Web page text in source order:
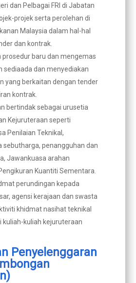
dan Pelbagai FRI di Jabatan
projek serta perolehan di
Malaysia dalam hal-hal
dan kontrak.
prosedur baru dan mengemas
sediaada dan menyediakan
yang berkaitan dengan tender
kontrak.
bertindak sebagai urusetia
Kejuruteraan seperti
Penilaian Teknikal,
sebutharga, penangguhan dan
Jawankuasa arahan
Kuantiti Sementara.
perundingan kepada
agensi kerajaan dan swasta
khidmat nasihat teknikal
kuliah-kuliah kejuruteraan
Penyelenggaran